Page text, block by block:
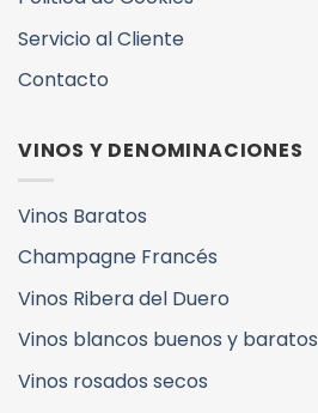
Servicio al Cliente
Contacto
VINOS Y DENOMINACIONES
Vinos Baratos
Champagne Francés
Vinos Ribera del Duero
Vinos blancos buenos y baratos
Vinos rosados secos